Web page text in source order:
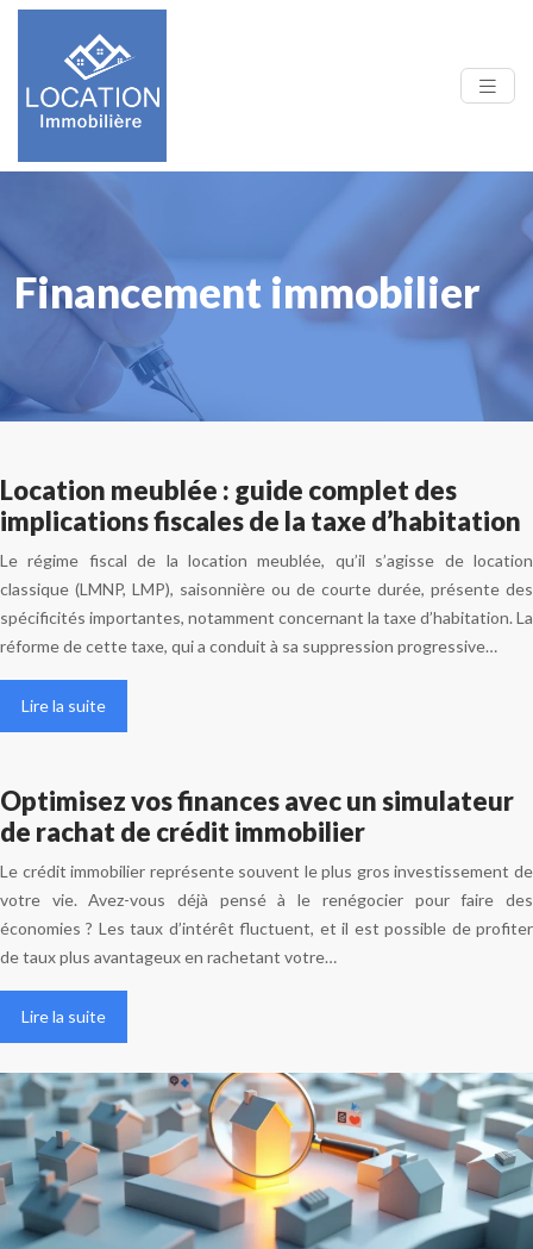
Financement immobilier
Location meublée : guide complet des
implications fiscales de la taxe d’habitation
Le régime fiscal de la location meublée, qu’il s’agisse de location
classique (LMNP, LMP), saisonnière ou de courte durée, présente des
spécificités importantes, notamment concernant la taxe d’habitation. La
réforme de cette taxe, qui a conduit à sa suppression progressive…
Lire la suite
Optimisez vos finances avec un simulateur
de rachat de crédit immobilier
Le crédit immobilier représente souvent le plus gros investissement de
votre vie. Avez-vous déjà pensé à le renégocier pour faire des
économies ? Les taux d’intérêt fluctuent, et il est possible de profiter
de taux plus avantageux en rachetant votre…
Lire la suite